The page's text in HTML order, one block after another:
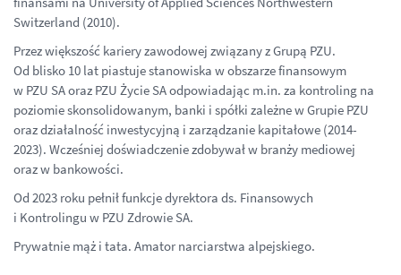
Switzerland (2010).
Przez większość kariery zawodowej związany z Grupą PZU.
Od blisko 10 lat piastuje stanowiska w obszarze finansowym
w PZU SA oraz PZU Życie SA odpowiadając m.in. za kontroling na
poziomie skonsolidowanym, banki i spółki zależne w Grupie PZU
oraz działalność inwestycyjną i zarządzanie kapitałowe (2014-
2023). Wcześniej doświadczenie zdobywał w branży mediowej
oraz w bankowości.
Od 2023 roku pełnił funkcje dyrektora ds. Finansowych
i Kontrolingu w PZU Zdrowie SA.
Prywatnie mąż i tata. Amator narciarstwa alpejskiego.